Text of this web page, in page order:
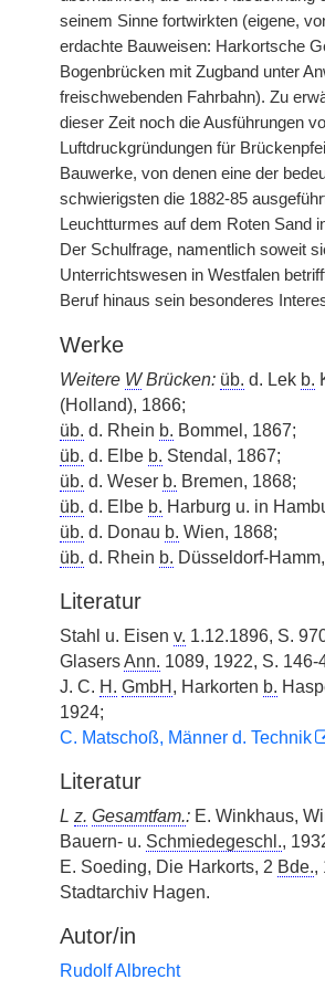
seinem Sinne fortwirkten (eigene,
erdachte Bauweisen: Harkortsche
Bogenbrücken mit Zugband unter
freischwebenden Fahrbahn). Zu
dieser Zeit noch die Ausführungen
Luftdruckgründungen für
Bauwerke, von denen eine der
schwierigsten die 1882-85
Leuchtturmes auf dem Roten Sand
Der Schulfrage, namentlich soweit
Unterrichtswesen in Westfalen
Beruf hinaus sein besonderes
Werke
Weitere WBrücken: üb. d. Lek b.
(Holland), 1866;
üb. d. Rhein b. Bommel, 1867;
üb. d. Elbe b. Stendal, 1867;
üb. d. Weser b. Bremen, 1868;
üb. d. Elbe b. Harburg u. in
üb. d. Donau b. Wien, 1868;
üb. d. Rhein b. Düsseldorf-
Literatur
Stahl u. Eisen v. 1.12.1896, S.
GlasersAnn. 1089, 1922, S. 146-
J. C. H. GmbH , Harkorten b.
1924;
C. Matschoß, Männer d. Technik
Literatur
L z. Gesamtfam.: E. Winkhaus,
Bauern- u. Schmiedegeschl.,
E. Soeding, Die Harkorts, 2 Bde.,
Stadtarchiv Hagen.
Autor/in
Rudolf Albrecht